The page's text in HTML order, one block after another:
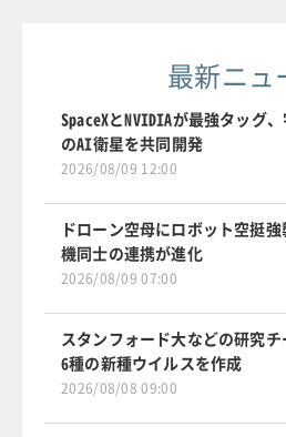
最新ニュ
SpaceXとNVIDIAが最強タッグ
のAI衛星を共同開発
2026/08/09 12:00
ドローン空母にロボット空挺
機同士の連携が進化
2026/08/09 07:00
スタンフォード大などの研究
6種の新種ウイルスを作成
2026/08/08 09:00